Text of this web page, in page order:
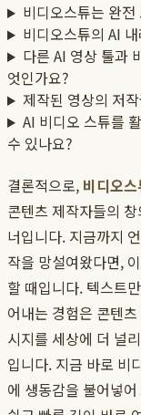
비디오스튜는 완
비디오스튜의 AI
다른 AI 영상 툴과
엇인가요?
제작된 영상의 저
AI 비디오 스튜를
수 있나요?
결론적으로, 비디오
콘텐츠 제작자들의
너입니다. 지금까지
작을 망설여왔다면,
할 때입니다. 텍스트
어내는 경험은 콘텐
시지를 세상에 더 널
입니다. 지금 바로 비
에 생동감을 불어넣